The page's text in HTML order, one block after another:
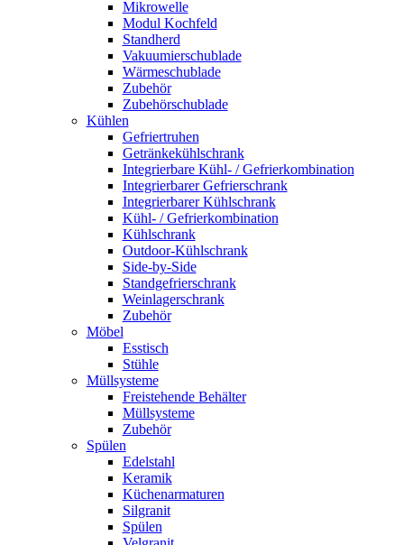
Mikrowelle
Modul Kochfeld
Standherd
Vakuumierschublade
Wärmeschublade
Zubehör
Zubehörschublade
Kühlen
Gefriertruhen
Getränkekühlschrank
Integrierbare Kühl- / Gefrierkombination
Integrierbarer Gefrierschrank
Integrierbarer Kühlschrank
Kühl- / Gefrierkombination
Kühlschrank
Outdoor-Kühlschrank
Side-by-Side
Standgefrierschrank
Weinlagerschrank
Zubehör
Möbel
Esstisch
Stühle
Müllsysteme
Freistehende Behälter
Müllsysteme
Zubehör
Spülen
Edelstahl
Keramik
Küchenarmaturen
Silgranit
Spülen